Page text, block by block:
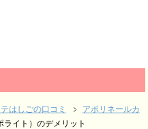
はしごの口コミ
アポリネールカ
ライト）のデメリット